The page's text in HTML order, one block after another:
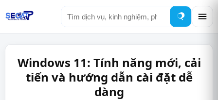
Tìm
kiếm
Windows 11: Tính năng mới, cải
tiến và hướng dẫn cài đặt dễ
dàng